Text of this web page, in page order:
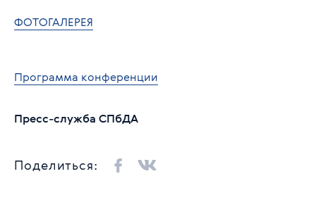
ФОТОГАЛЕРЕЯ
Программа конференции
Пресс-служба СПбДА
Поделиться: